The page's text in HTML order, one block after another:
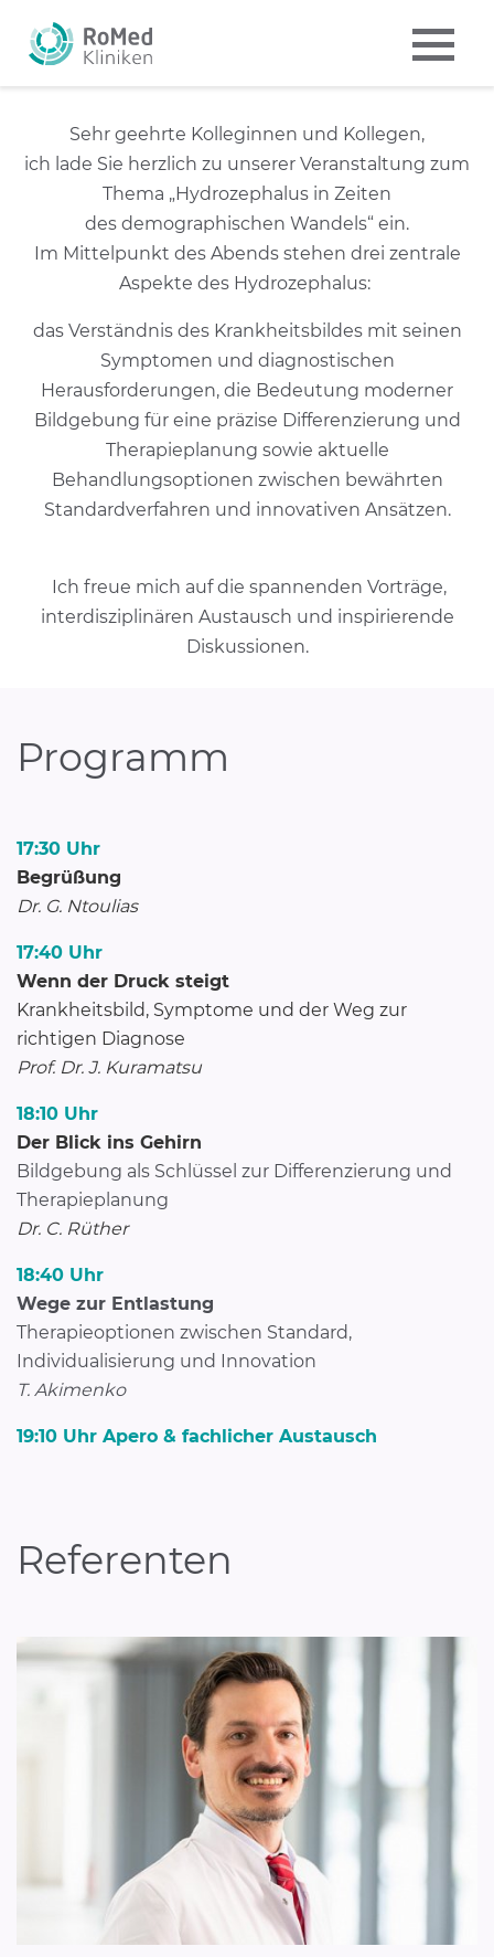
Sehr geehrte Kolleginnen und Kollegen,
ich lade Sie herzlich zu unserer Veranstaltung zum
Thema „Hydrozephalus in Zeiten
des demographischen Wandels“ ein.
Im Mittelpunkt des Abends stehen drei zentrale
Aspekte des Hydrozephalus:
das Verständnis des Krankheitsbildes mit seinen
Symptomen und diagnostischen
Herausforderungen, die Bedeutung moderner
Bildgebung für eine präzise Differenzierung und
Therapieplanung sowie aktuelle
Behandlungsoptionen zwischen bewährten
Standardverfahren und innovativen Ansätzen.
Ich freue mich auf die spannenden Vorträge,
interdisziplinären Austausch und inspirierende
Diskussionen.
Programm
17:30 Uhr
Begrüßung
Dr. G. Ntoulias
17:40 Uhr
Wenn der Druck steigt
Krankheitsbild, Symptome und der Weg zur
richtigen Diagnose
Prof. Dr. J. Kuramatsu
18:10 Uhr
Der Blick ins Gehirn
Bildgebung als Schlüssel zur Differenzierung und
Therapieplanung
Dr. C. Rüther
18:40 Uhr
Wege zur Entlastung
Therapieoptionen zwischen Standard,
Individualisierung und Innovation
T. Akimenko
19:10 Uhr Apero & fachlicher Austausch
Referenten